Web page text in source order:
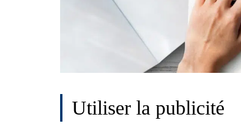
Utiliser la publicité